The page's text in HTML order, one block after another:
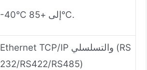
-40°C إلى +85°C.
Ethernet TCP/IP والتسلسلي (RS
232/RS422/RS485)